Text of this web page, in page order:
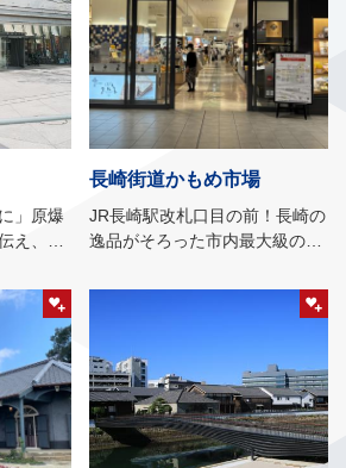
」原爆
え、恒
長崎街道かもめ市場
JR長崎駅改札口目の前！長崎の
逸品がそろった市内最大級のお